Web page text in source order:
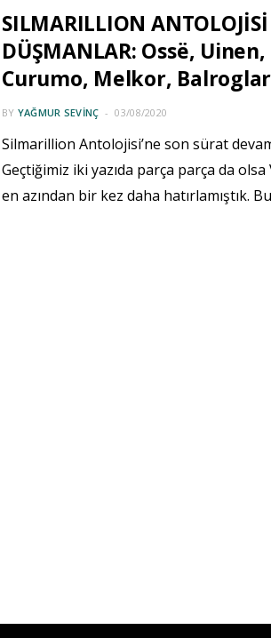
SILMARILLION
DÜŞMANLAR: Ossë,
Curumo, Melkor,
BY YAĞMUR SEVINÇ 03/08/2020
Silmarillion Antolojisi’ne son sürat
Geçtiğimiz iki yazıda parça parça da olsa
en azından bir kez daha hatırlamıştık.